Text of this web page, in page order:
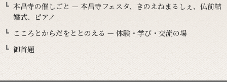
本昌寺の催しごと — 本昌寺フェスタ、きのえねまるしぇ、仏前結
婚式、ピアノ
こころとからだをととのえる — 体験・学び・交流の場
御首題